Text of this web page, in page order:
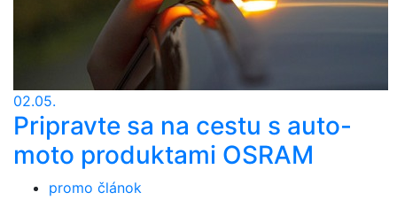
02.05.
Pripravte sa na cestu s auto-
moto produktami OSRAM
promo článok